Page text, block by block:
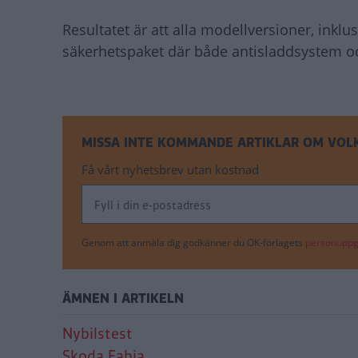
Resultatet är att alla modellversioner,
säkerhetspaket där både antisladdsystem
MISSA INTE KOMMANDE ARTIKLAR OM
Få vårt nyhetsbrev utan kostnad
Genom att anmäla dig godkänner du OK-förlagets
ÄMNEN I ARTIKELN
Nybilstest